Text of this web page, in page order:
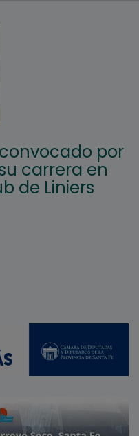
por
carrera en
de Liniers